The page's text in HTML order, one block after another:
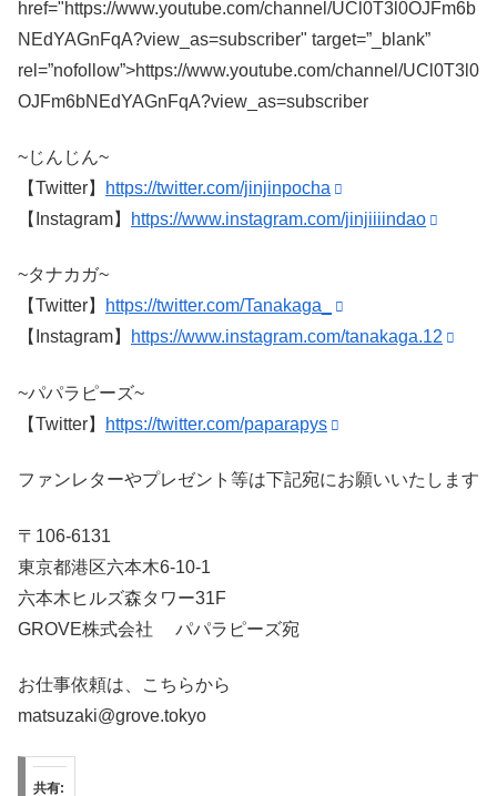
href="https://www.youtube.com/channel/UCl0T3l0OJFm6b
NEdYAGnFqA?view_as=subscriber" target=”_blank”
rel=”nofollow”>https://www.youtube.com/channel/UCl0T3l0
OJFm6bNEdYAGnFqA?view_as=subscriber
~じんじん~
【Twitter】
https://twitter.com/jinjinpocha
【Instagram】
https://www.instagram.com/jinjiiiindao
~タナカガ~
【Twitter】
https://twitter.com/Tanakaga_
【Instagram】
https://www.instagram.com/tanakaga.12
~パパラピーズ~
【Twitter】
https://twitter.com/paparapys
ファンレターやプレゼント等は下記宛にお願いいたします
〒106-6131
東京都港区六本木6-10-1
六本木ヒルズ森タワー31F
GROVE株式会社 パパラピーズ宛
お仕事依頼は、こちらから
matsuzaki@grove.tokyo
共有: